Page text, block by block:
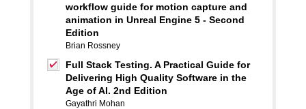
workflow guide for motion capture and
animation in Unreal Engine 5 - Second
Edition
Brian Rossney
Full Stack Testing. A Practical Guide for
Delivering High Quality Software in the
Age of AI. 2nd Edition
Gayathri Mohan